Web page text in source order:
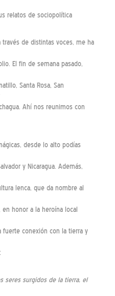
relatos de sociopolítica
de distintas voces, me ha
El fin de semana pasado,
Santa Rosa, San
Ahí nos reunimos con
desde lo alto podías
y Nicaragua. Además,
lenca, que da nombre al
honor a la heroína local
fuerte conexión con la tierra y
seres surgidos de la tierra, el